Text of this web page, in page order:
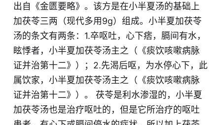
出自《金匮要略》。该方是在小半夏汤的基础上
加茯苓三两（现代多用9g）组成。小半夏加茯苓
汤的条文有两条：1.卒呕吐，心下痞，膈间有水，
眩悸者，小半夏加茯苓汤主之（《痰饮咳嗽病脉
证并治第十二》）；2.先渴后呕，为水停心下，此
属饮家，小半夏加茯苓汤主之（《痰饮咳嗽病脉
证并治第十二》）。 茯苓是利水渗湿的，小半夏
加茯苓汤也是治疗呕吐的，但是它所治疗的呕吐